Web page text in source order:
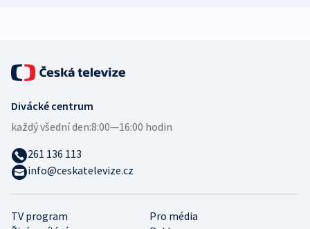
TV program
Pro média
Divácké centrum
každý všední den:8:00—16:00 hodin
261 136 113
info@ceskatelevize.cz